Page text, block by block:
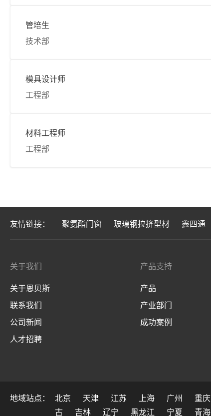
管培生
技术部
模具设计师
工程部
材料工程师
工程部
友情链接： 聚氨酯门窗 玻璃钢拉挤型材 鑫四通
关于我们
关于恩贝斯
联系我们
公司新闻
人才招聘
产品支持
产品
产业部门
成功案例
地域站点： 北京 天津 江苏 上海 广州 重庆
古
吉林 辽宁 黑龙江 宁夏 青海